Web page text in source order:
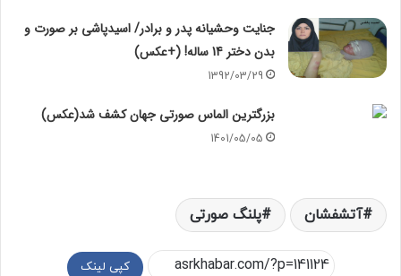
جنایت وحشیانه پدر و برادر/ اسیدپاشی بر صورت و
بدن دختر 14 ساله! (+عکس)
1392/03/29
بزرگترین الماس صورتی جهان کشف شد(عکس)
1401/05/05
آتشفشان پلنگ صورتی
کپی لینک